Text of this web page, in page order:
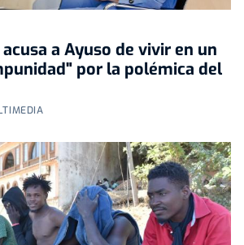
a Ayuso de vivir en un
por la polémica del